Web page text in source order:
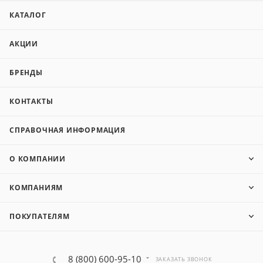
КАТАЛОГ
АКЦИИ
БРЕНДЫ
КОНТАКТЫ
СПРАВОЧНАЯ ИНФОРМАЦИЯ
О КОМПАНИИ
КОМПАНИЯМ
ПОКУПАТЕЛЯМ
8 (800) 600-95-10 ЗАКАЗАТЬ ЗВОНОК